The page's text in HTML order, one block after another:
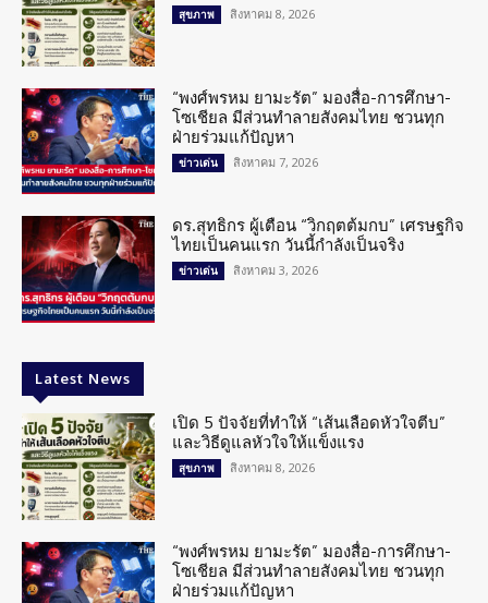
สุขภาพ สิงหาคม 8, 2026
“พงศ์พรหม ยามะรัต” มองสื่อ-การศึกษา-
โซเชียล มีส่วนทำลายสังคมไทย ชวนทุก
ฝ่ายร่วมแก้ปัญหา
ข่าวเด่น สิงหาคม 7, 2026
ดร.สุทธิกร ผู้เตือน “วิกฤตต้มกบ” เศรษฐกิจ
ไทยเป็นคนแรก วันนี้กำลังเป็นจริง
ข่าวเด่น สิงหาคม 3, 2026
Latest News
เปิด 5 ปัจจัยที่ทำให้ “เส้นเลือดหัวใจตีบ”
และวิธีดูแลหัวใจให้แข็งแรง
สุขภาพ สิงหาคม 8, 2026
“พงศ์พรหม ยามะรัต” มองสื่อ-การศึกษา-
โซเชียล มีส่วนทำลายสังคมไทย ชวนทุก
ฝ่ายร่วมแก้ปัญหา